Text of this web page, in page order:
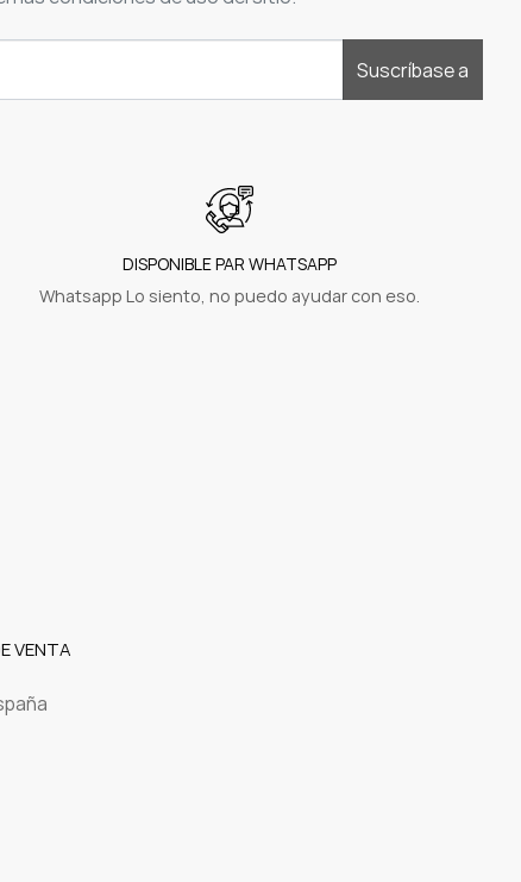
Suscríbase a
DISPONIBLE PAR WHATSAPP
Whatsapp Lo siento, no puedo ayudar con eso.
VENTA